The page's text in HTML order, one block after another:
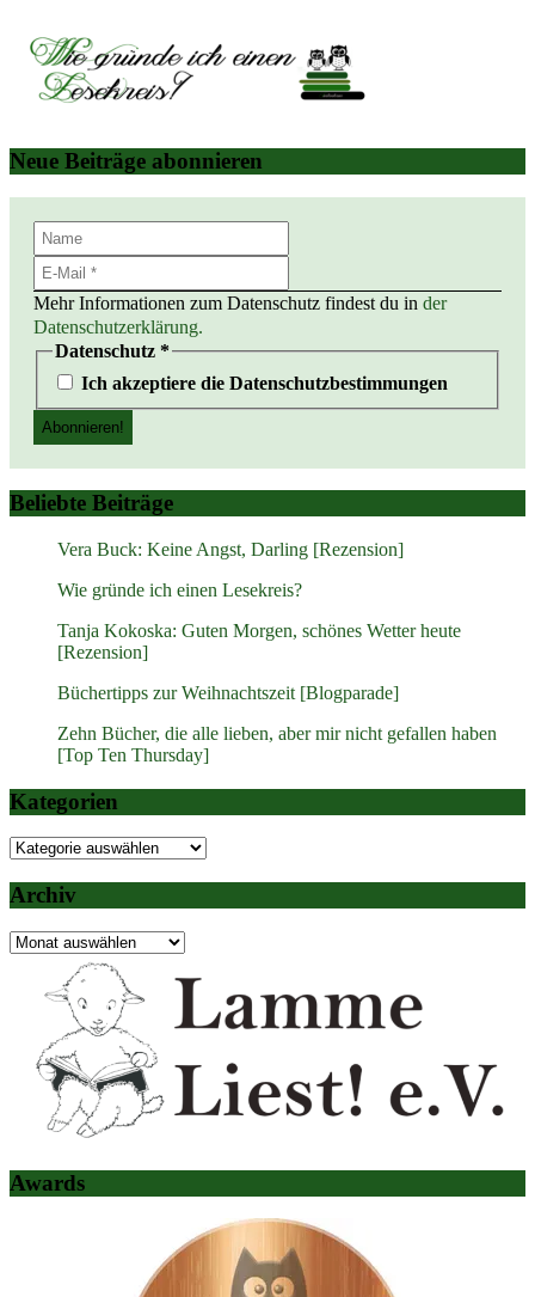
Neue Beiträge abonnieren
Mehr Informationen zum Datenschutz findest du in der
Datenschutzerklärung.
Datenschutz *
Ich akzeptiere die Datenschutzbestimmungen
Beliebte Beiträge
Vera Buck: Keine Angst, Darling [Rezension]
Wie gründe ich einen Lesekreis?
Tanja Kokoska: Guten Morgen, schönes Wetter heute
[Rezension]
Büchertipps zur Weihnachtszeit [Blogparade]
Zehn Bücher, die alle lieben, aber mir nicht gefallen haben
[Top Ten Thursday]
Kategorien
Kategorien
Archiv
Archiv
Awards